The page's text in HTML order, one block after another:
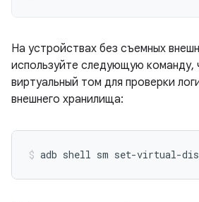
На устройствах без съемных
используйте следующую команду,
виртуальный том для проверки
внешнего хранилища: